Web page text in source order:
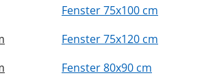
Fenster 75x100 cm
Fenster 75x120 cm
Fenster 80x90 cm